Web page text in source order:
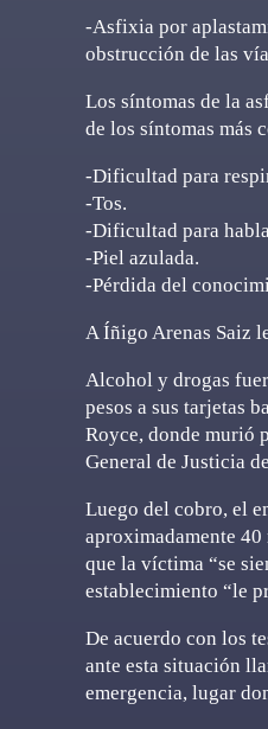
-Asfixia por
obstrucción de las
Los síntomas de la
de los síntomas más
-Dificultad para
-Tos.
-Dificultad para
-Piel azulada.
-Pérdida del
A Íñigo Arenas Saiz
Alcohol y drogas
pesos a sus tarjetas
Royce, donde murió
General de Justicia
Luego del cobro, el
aproximadamente
que la víctima “se
establecimiento “le
De acuerdo con los
ante esta situación
emergencia, lugar